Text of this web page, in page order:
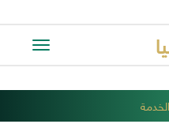
Toggle